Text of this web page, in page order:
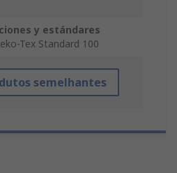
y estándares
Tex Standard 100
semelhantes